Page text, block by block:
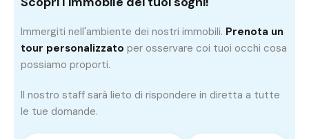
Immergiti nell'ambiente dei nostri immobili. Prenota un
tour personalizzato per osservare coi tuoi occhi cosa
possiamo proporti.
Il nostro staff sarà lieto di rispondere in diretta a tutte
le tue domande.